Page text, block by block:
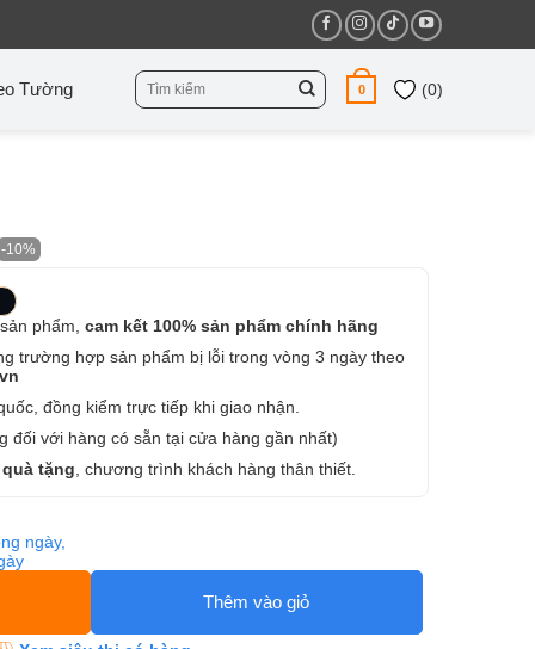
Tường
Tìm
kiếm:
0 (0)
-10%
phẩm, cam kết 100% sản phẩm chính hãng
trường hợp sản phẩm bị lỗi trong vòng 3 ngày theo
đồng kiểm trực tiếp khi giao nhận.
đối với hàng có sẵn tại cửa hàng gần nhất)
tặng , chương trình khách hàng thân thiết.
ngày,
Thêm vào giỏ